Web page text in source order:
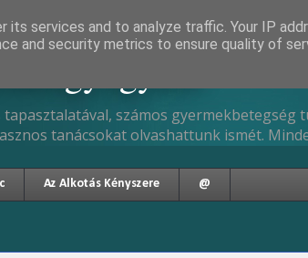
számos gyermekbetegség
tanácsokat olvashattunk ismét.
Az Alkotás Kényszere @
services and to analyze traffic. Your IP
and security metrics to ensure quality of